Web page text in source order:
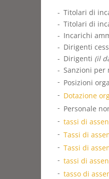
Titolari di
Titolari di
Incarichi
Dirigenti
Dirigenti (il
Sanzioni per
Posizioni
Dotazione
Personale
tassi di
Tassi di
Tassi di
tassi di
tasso di